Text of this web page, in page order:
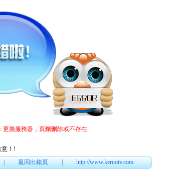
更換服務器，頁麵刪除或不存在
！ !
返回出錯頁|http://www.keruotv.com